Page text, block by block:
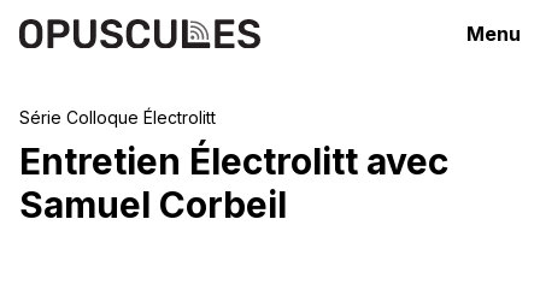
Menu
Série Colloque Électrolitt
Entretien Électrolitt avec
Samuel Corbeil